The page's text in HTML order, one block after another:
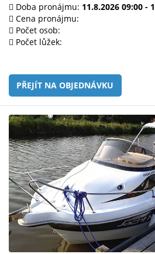
Doba pronájmu: 11.8.2026 09:00 -
Cena pronájmu:
Počet osob:
Počet lůžek:
PŘEJÍT NA OBJEDNÁVKU
mailem.
objednat
poukaz